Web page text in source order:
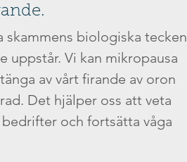
skammens biologiska tecken
uppstår. Vi kan mikropausa
av vårt firande av oron
Det hjälper oss att veta
och fortsätta våga